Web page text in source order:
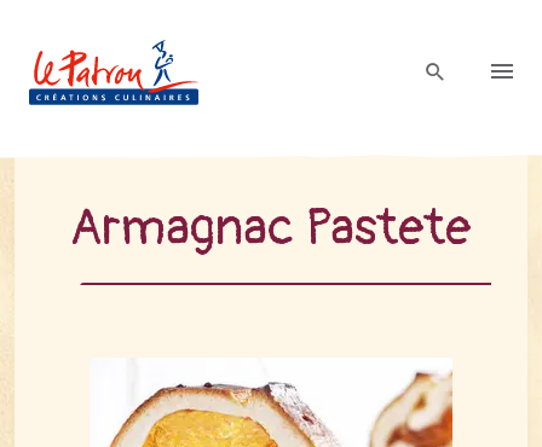
Ar­ma­gnac Pas­te­te